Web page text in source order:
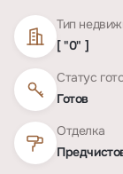
Тип
[ "0" ]
Статус
Готов
Отделка